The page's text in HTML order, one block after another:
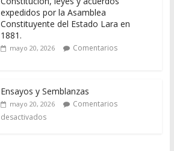
expedidos por la Asamblea
Constituyente del Estado Lara en
1881.
mayo 20, 2026
Comentarios
Ensayos y Semblanzas
mayo 20, 2026
Comentarios
desactivados